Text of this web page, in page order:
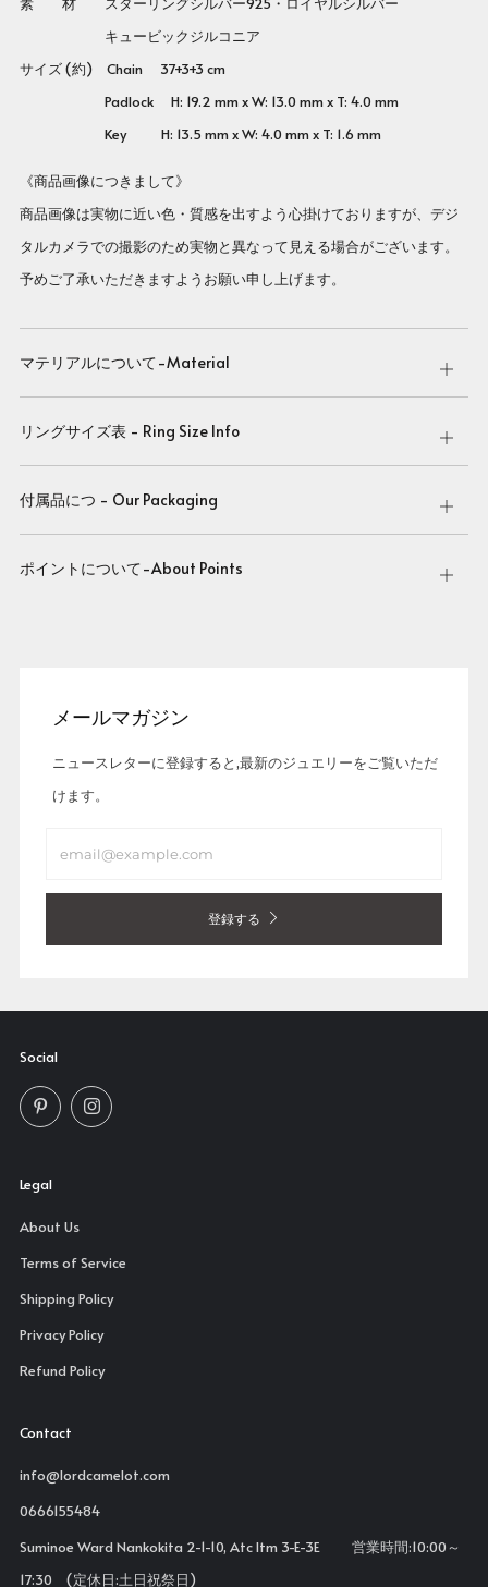
キュービックジルコニア
サイズ (約) Chain 37+3+3 cm
Padlock H: 19.2 mm x W: 13.0 mm x T: 4.0 mm
Key H: 13.5 mm x W: 4.0 mm x T: 1.6 mm
《商品画像につきまして》
商品画像は実物に近い色・質感を出すよう心掛けておりますが、デジ
タルカメラでの撮影のため実物と異なって見える場合がございます。
予めご了承いただきますようお願い申し上げます。
マテリアルについて-Material
Open
tab
リングサイズ表 - Ring Size Info
Open
tab
付属品につ - Our Packaging
Open
tab
ポイントについて-About Points
Open
メールマガジン
ニュースレターに登録すると,最新のジュエリーをご覧いただ
けます。
登録する
Social
PinterestInstagram
Legal
About Us
Terms of Service
Shipping Policy
Privacy Policy
Refund Policy
Contact
info@lordcamelot.com
0666155484
Suminoe Ward Nankokita 2-1-10, Atc Itm 3-E-3E 営業時間:10:00～
17:30 (定休日:土日祝祭日)